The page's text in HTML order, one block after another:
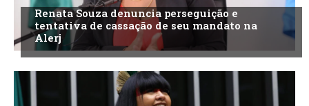
Renata Souza denuncia perseguição e
tentativa de cassação de seu mandato na
Alerj